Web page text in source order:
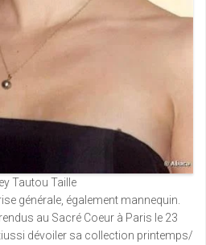
Tautou Taille
générale, également mannequin.
au Sacré Coeur à Paris le 23
dévoiler sa collection printemps/